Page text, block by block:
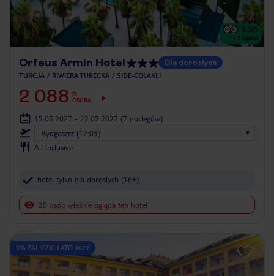
3.3/5
17 opinii
Orfeus Armin Hotel Dla dorosłych
TURCJA RIWIERA TURECKA SIDE-COLAKLI
2 088 ZŁ
OSOBA
15.05.2027 - 22.05.2027 (7 noclegów)
Bydgoszcz (12:05)
All Inclusive
hotel tylko dla dorosłych (16+)
20 osób właśnie ogląda ten hotel
5% ZALICZKI LATO 2027